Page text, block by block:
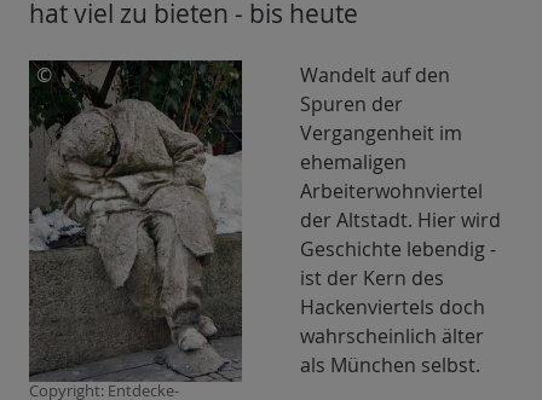
hat viel zu bieten - bis heute
Copyright: Entdecke-
©
Roman
StefkaFoto:
Roman
Stefka
Wandelt auf den
Spuren der
Vergangenheit im
ehemaligen
Arbeiterwohnviertel
der Altstadt. Hier wird
Geschichte lebendig -
ist der Kern des
Hackenviertels doch
wahrscheinlich älter
als München selbst.